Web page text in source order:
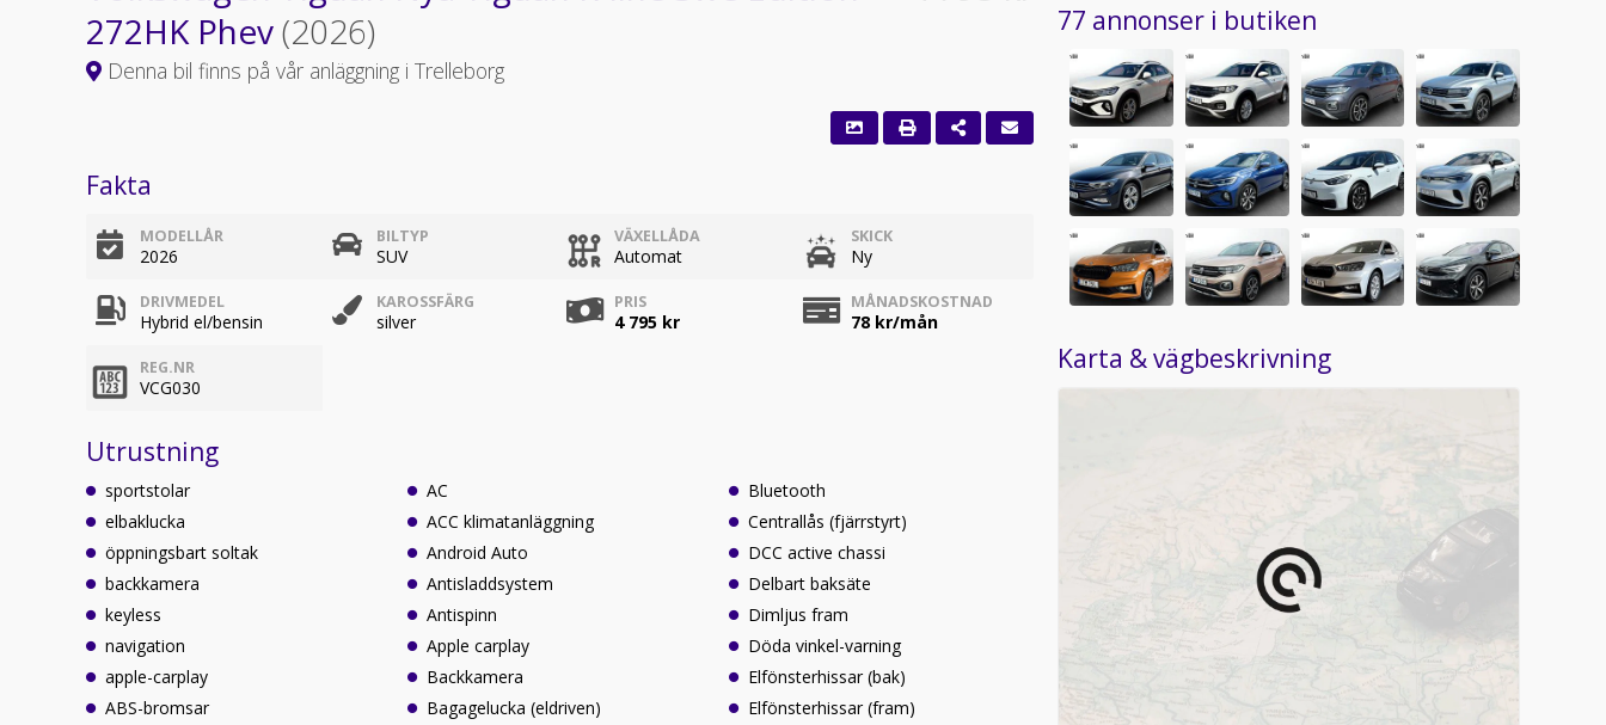
272HK Phev(2026)
Denna bil finns på vår anläggning i Trelleborg
Fakta
MODELLÅR
2026
BILTYP
SUV
VÄXELLÅDA
Automat
SKICK
Ny
DRIVMEDEL
Hybrid el/bensin
KAROSSFÄRG
silver
PRIS
4 795 kr
MÅNADSKOSTNAD
78kr/mån
REG.NR
VCG030
Utrustning
sportstolar
elbaklucka
öppningsbart soltak
backkamera
keyless
navigation
apple-carplay
ABS-bromsar
AC
ACC klimatanläggning
Android Auto
Antisladdsystem
Antispinn
Apple carplay
Backkamera
Bagagelucka (eldriven)
Bluetooth
Centrallås (fjärrstyrt)
DCC active chassi
Delbart baksäte
Dimljus fram
Döda vinkel-varning
Elfönsterhissar (bak)
Elfönsterhissar (fram)
77 annonser i butiken
Karta & vägbeskrivning